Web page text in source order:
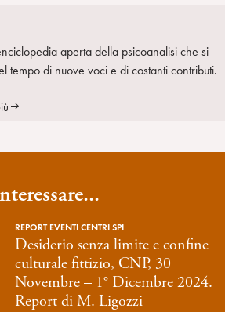
aperta della psicoanalisi che si
tempo di nuove voci e di costanti contributi.
REPORT EVENTI CENTRI SPI
Desiderio senza limite e confine
culturale fittizio, CNP, 30
Novembre – 1° Dicembre 2024.
Report di M. Ligozzi